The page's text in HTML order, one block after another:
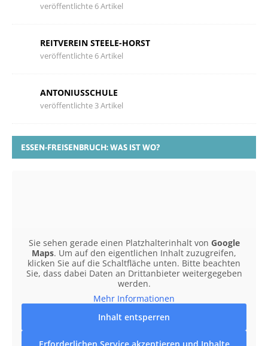
veröffentlichte 6 Artikel
REITVEREIN STEELE-HORST
veröffentlichte 6 Artikel
ANTONIUSSCHULE
veröffentlichte 3 Artikel
ESSEN-FREISENBRUCH: WAS IST WO?
Sie sehen gerade einen Platzhalterinhalt von Google
Maps. Um auf den eigentlichen Inhalt zuzugreifen,
klicken Sie auf die Schaltfläche unten. Bitte beachten
Sie, dass dabei Daten an Drittanbieter weitergegeben
werden.
Mehr Informationen
Inhalt entsperren